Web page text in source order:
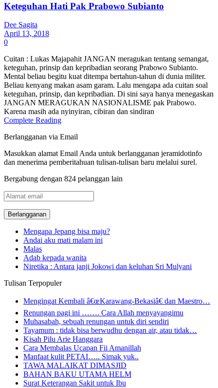
Keteguhan Hati Pak Prabowo Subianto
Dee Sagita
April 13, 2018
0
Cuitan : Lukas Majapahit JANGAN meragukan tentang semangat,
keteguhan, prinsip dan kepribadian seorang Prabowo Subianto.
Mental beliau begitu kuat ditempa bertahun-tahun di dunia militer.
Beliau kenyang makan asam garam. Lalu mengapa ada cuitan soal
keteguhan, prinsip, dan kepribadian. Di sini saya hanya menegaskan
JANGAN MERAGUKAN NASIONALISME pak Prabowo.
Karena masih ada nyinyiran, cibiran dan sindiran
Complete Reading
Berlangganan via Email
Masukkan alamat Email Anda untuk berlangganan jeramidotinfo
dan menerima pemberitahuan tulisan-tulisan baru melalui surel.
Bergabung dengan 824 pelanggan lain
Alamat
email
Mengapa Jepang bisa maju?
Andai aku mati malam ini
Malas
Adab kepada wanita
Niretika : Antara janji Jokowi dan keluhan Sri Mulyani
Tulisan Terpopuler
Mengingat Kembali â€œKarawang-Bekasiâ€ dan Maestro…
Renungan pagi ini ……. Cara Allah menyayangimu
Muhasabah, sebuah renungan untuk diri sendiri
Tayamum : tidak bisa berwudhu dengan air, atau tidak…
Kisah Pilu Arie Hanggara
Cara Membalas Ucapan Fii Amanillah
Manfaat kulit PETAI….. Simak yuk..
TAWA MALAIKAT DIMASJID
BAHAN BAKU UTAMA HELM
Surat Keterangan Sakit untuk Ibu